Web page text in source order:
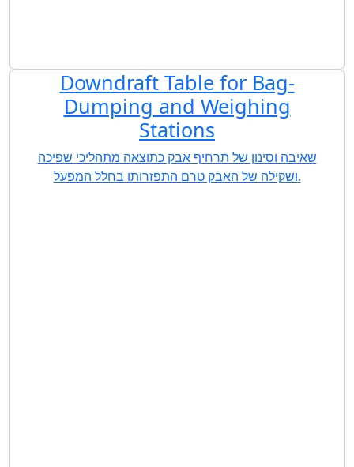
Downdraft Table for Bag-
Dumping and Weighing
Stations
שאיבה וסינון של תרחיף אבק כתוצאה מתהליכי שפיכה
ושקילה של האבק טרם התפזרותו בחלל המפעל.